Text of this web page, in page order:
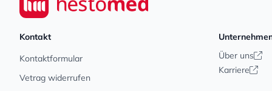
Kontakt
Kontaktformular
Vetrag widerrufen
Über uns
Karriere